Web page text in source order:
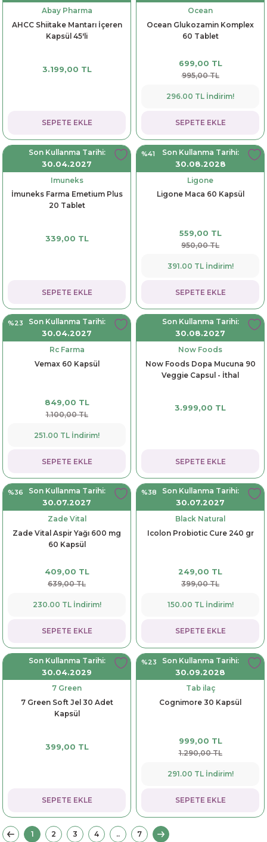
Abay Pharma
AHCC Shiitake Mantarı İçeren
Kapsül 45'li
3.199,00 TL
SEPETE EKLE
Ocean
Ocean Glukozamin Komplex
60 Tablet
699,00 TL
995,00 TL
296.00 TL İndirim!
SEPETE EKLE
Son Kullanma Tarihi:
30.04.2027
Imuneks
İmuneks Farma Emetium Plus
20 Tablet
339,00 TL
SEPETE EKLE
%41
Son Kullanma Tarihi:
30.08.2028
Ligone
Ligone Maca 60 Kapsül
559,00 TL
950,00 TL
391.00 TL İndirim!
SEPETE EKLE
%23
Son Kullanma Tarihi:
30.04.2027
Rc Farma
Vemax 60 Kapsül
849,00 TL
1.100,00 TL
251.00 TL İndirim!
SEPETE EKLE
Son Kullanma Tarihi:
30.08.2027
Now Foods
Now Foods Dopa Mucuna 90
Veggie Capsul - İthal
3.999,00 TL
SEPETE EKLE
%36
Son Kullanma Tarihi:
30.07.2027
Zade Vital
Zade Vital Aspir Yağı 600 mg
60 Kapsül
409,00 TL
639,00 TL
230.00 TL İndirim!
SEPETE EKLE
%38
Son Kullanma Tarihi:
30.07.2027
Black Natural
Icolon Probiotic Cure 240 gr
249,00 TL
399,00 TL
150.00 TL İndirim!
SEPETE EKLE
Son Kullanma Tarihi:
30.04.2029
7 Green
7 Green Soft Jel 30 Adet
Kapsül
399,00 TL
SEPETE EKLE
%23
Son Kullanma Tarihi:
30.09.2028
Tab ilaç
Cognimore 30 Kapsül
999,00 TL
1.290,00 TL
291.00 TL İndirim!
SEPETE EKLE
1 2 3 4 .. 7